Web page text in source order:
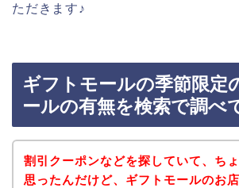
ただきます♪
ギフトモールの季節限定
ールの有無を検索で調べ
割引クーポンなどを探していて、ち
思ったんだけど、ギフトモールのお